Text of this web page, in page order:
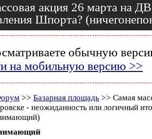
акция 26 марта на
Шпорта?
обычную
на мобильную версию >>
>> Базарная площадь >> Самая
- неожиданность или логичный